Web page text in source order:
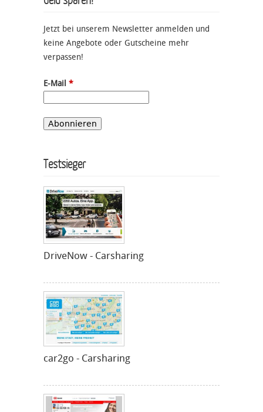
Jetzt bei unserem Newsletter anmelden und
keine Angebote oder Gutscheine mehr
verpassen!
E-Mail *
Testsieger
DriveNow - Carsharing
car2go - Carsharing